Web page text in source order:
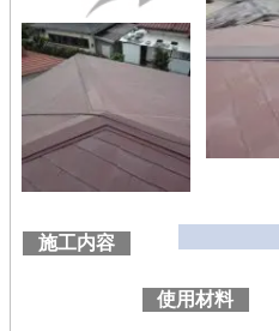
施工内容
使用材料